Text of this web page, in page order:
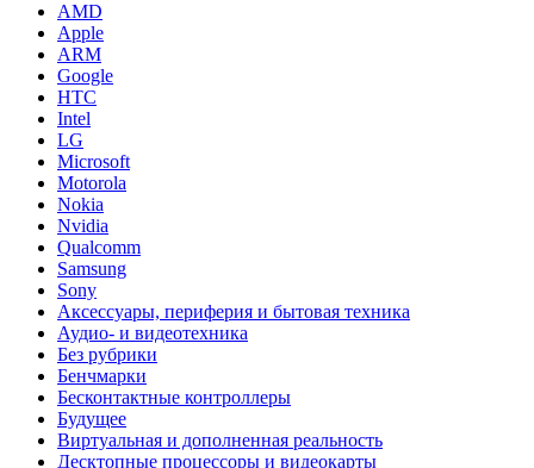
AMD
Apple
ARM
Google
HTC
Intel
LG
Microsoft
Motorola
Nokia
Nvidia
Qualcomm
Samsung
Sony
Аксессуары, периферия и бытовая техника
Аудио- и видеотехника
Без рубрики
Бенчмарки
Бесконтактные контроллеры
Будущее
Виртуальная и дополненная реальность
Десктопные процессоры и видеокарты